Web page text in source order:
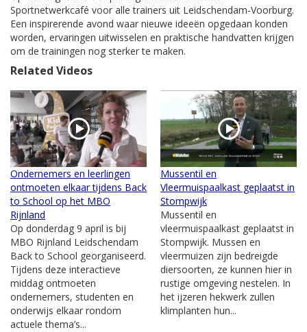
Sportnetwerkcafé voor alle trainers uit Leidschendam‑Voorburg.
Een inspirerende avond waar nieuwe ideeën opgedaan konden
worden, ervaringen uitwisselen en praktische handvatten krijgen
om de trainingen nog sterker te maken.
Related Videos
Ondernemers en leerlingen
ontmoeten elkaar tijdens Back
to School op het MBO
Rijnland
Op donderdag 9 april is bij
MBO Rijnland Leidschendam
Back to School georganiseerd.
Tijdens deze interactieve
middag ontmoeten
ondernemers, studenten en
onderwijs elkaar rondom
actuele thema’s...
Mussentil en
Vleermuispaalkast geplaatst in
Stompwijk
Mussentil en
vleermuispaalkast geplaatst in
Stompwijk. Mussen en
vleermuizen zijn bedreigde
diersoorten, ze kunnen hier in
rustige omgeving nestelen. In
het ijzeren hekwerk zullen
klimplanten hun...